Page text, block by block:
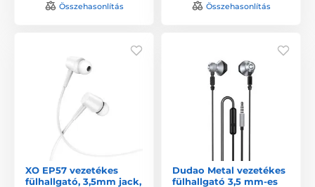
Összehasonlítás Összehasonlítás
XO EP57 vezetékes
fülhallgató, 3,5mm jack,
Dudao Metal vezetékes
fülhallgató 3,5 mm-es